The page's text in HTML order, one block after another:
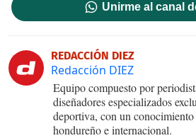
Unirme al canal
REDACCIÓN DIEZ
Redacción DIEZ
Equipo compuesto por
diseñadores especializados
deportiva, con un
hondureño e internacional.